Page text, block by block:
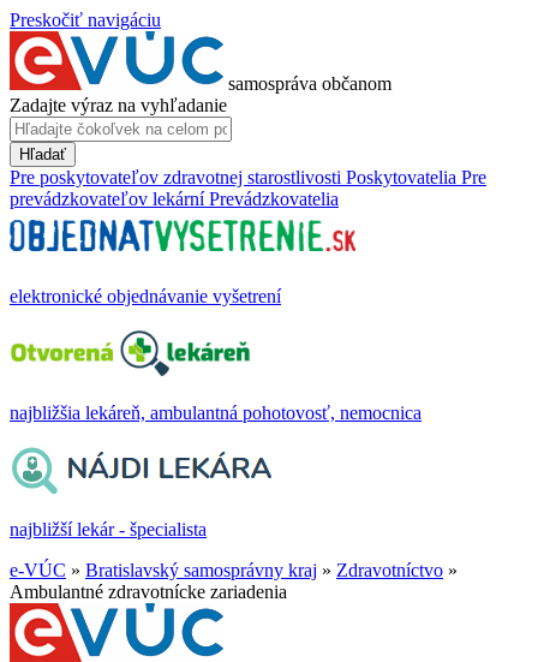
Preskočiť navigáciu
samospráva občanom
Zadajte výraz na vyhľadanie
Hľadať
Pre poskytovateľov zdravotnej starostlivosti Poskytovatelia Pre
prevádzkovateľov lekární Prevádzkovatelia
elektronické objednávanie vyšetrení
najbližšia lekáreň, ambulantná pohotovosť, nemocnica
najbližší lekár - špecialista
e-VÚC » Bratislavský samosprávny kraj » Zdravotníctvo »
Ambulantné zdravotnícke zariadenia